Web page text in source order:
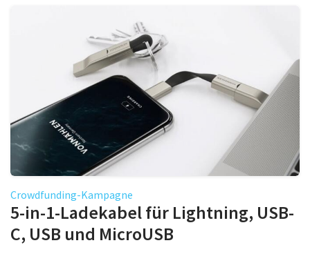
Crowdfunding-Kampagne
5-in-1-Ladekabel für Lightning, USB-
C, USB und MicroUSB